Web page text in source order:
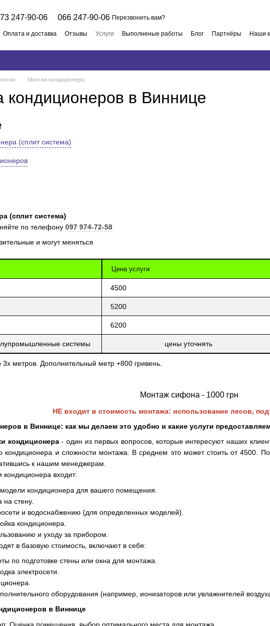
247-90-06 066 247-90-06 Перезвонить вам?
Оплата и доставка Отзывы Услуги Выполненые работы Блог Партнёры Наши
Монтаж кондиционера
кондиционеров в Виннице
(сплит система)
(сплит система)
по телефону 097 974-72-58
и могут меняться
Цена услуги
4500
5200
6200
системы цены уточнять
метров. Дополнительный метр +800 гривень.
Монтаж сифона - 1000 грн
НЕ входит в стоимость монтажа: использование лесов,
в Виннице: как мы делаем это удобно и какие услуги
кондиционера- один из первых вопросов, которые интересуют наших
кондиционера и сложности монтажа. В среднем это может стоить от
к нашим менеджерам.
кондиционера входит:
кондиционера для вашего помещения.
стену.
и водоснабжению (для определенных моделей).
кондиционера.
и уходу за прибором.
в базовую стоимость, включают в себя:
по подготовке стены или окна для монтажа.
электросети.
оборудования (например, ионизаторов или увлажнителей
в Виннице